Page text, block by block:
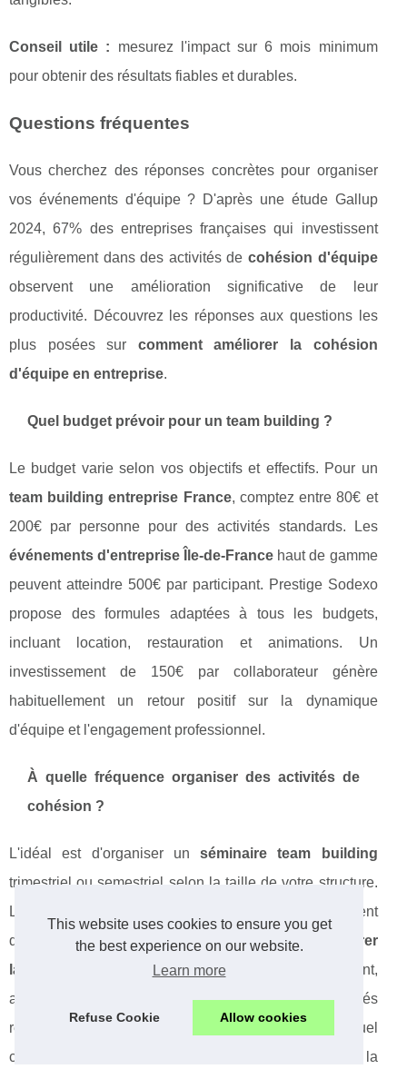
This website uses cookies to ensure you get
the best experience on our website.
Learn more
Refuse Cookie Allow cookies
Conseil utile : mesurez l'impact sur 6 mois minimum
pour obtenir des résultats fiables et durables.
Questions fréquentes
Vous cherchez des réponses concrètes pour organiser
vos événements d'équipe ? D'après une étude Gallup
2024, 67% des entreprises françaises qui investissent
régulièrement dans des activités de cohésion d'équipe
observent une amélioration significative de leur
productivité. Découvrez les réponses aux questions les
plus posées sur comment améliorer la cohésion
d'équipe en entreprise.
Quel budget prévoir pour un team building ?
Le budget varie selon vos objectifs et effectifs. Pour un
team building entreprise France, comptez entre 80€ et
200€ par personne pour des activités standards. Les
événements d'entreprise Île-de-France haut de gamme
peuvent atteindre 500€ par participant. Prestige Sodexo
propose des formules adaptées à tous les budgets,
incluant location, restauration et animations. Un
investissement de 150€ par collaborateur génère
habituellement un retour positif sur la dynamique
d'équipe et l'engagement professionnel.
À quelle fréquence organiser des activités de
cohésion ?
L'idéal est d'organiser unséminaire team building
trimestriel ou semestriel selon la taille de votre structure.
Les équipes de moins de 20 personnes bénéficient
d'activités mensuelles courtes. Pourcomment améliorer
la cohésion d'équipe en entreprise
durablement,
alternez grands événements annuels et micro-activités
régulières. Un
annuel
complété par des animations trimestrielles maintient la